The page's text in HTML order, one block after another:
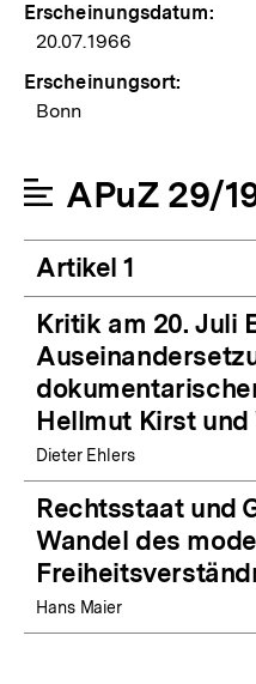
Erscheinungsdatum:
20.07.1966
Erscheinungsort:
Bonn
APuZ 29/
Artikel 1
Kritik am 20. Juli
Hellmut Kirst
Dieter Ehlers
Rechtsstaat und
Wandel des
Hans Maier